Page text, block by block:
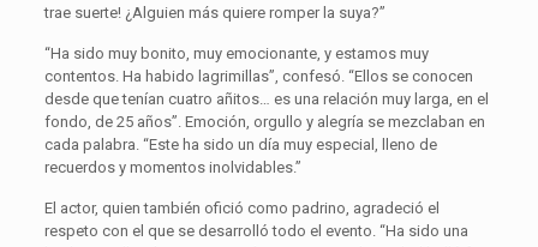
trae suerte! ¿Alguien más quiere romper la suya?”
“Ha sido muy bonito, muy emocionante, y estamos muy
contentos. Ha habido lagrimillas”, confesó. “Ellos se conocen
desde que tenían cuatro añitos… es una relación muy larga, en el
fondo, de 25 años”. Emoción, orgullo y alegría se mezclaban en
cada palabra. “Este ha sido un día muy especial, lleno de
recuerdos y momentos inolvidables.”
El actor, quien también ofició como padrino, agradeció el
respeto con el que se desarrolló todo el evento. “Ha sido una